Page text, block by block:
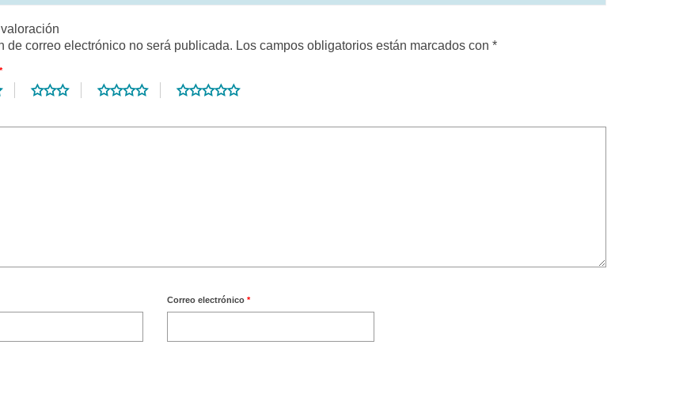
de correo electrónico no será publicada. Los campos obligatorios están marcados con *
*
Correo electrónico *